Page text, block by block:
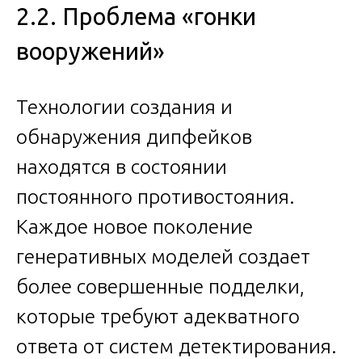
2.2. Проблема «гонки
вооружений»
Технологии создания и
обнаружения дипфейков
находятся в состоянии
постоянного противостояния.
Каждое новое поколение
генеративных моделей создает
более совершенные подделки,
которые требуют адекватного
ответа от систем детектирования.